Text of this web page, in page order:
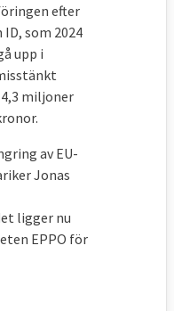
efter
som 2024
upp i
miljoner
av EU-
Jonas
ligger nu
EPPO för